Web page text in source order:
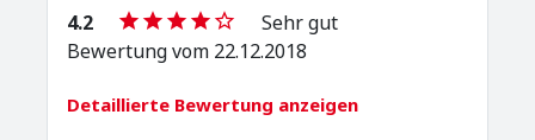
4.2
Sehr gut
Bewertung vom 22.12.2018
Detaillierte Bewertung anzeigen